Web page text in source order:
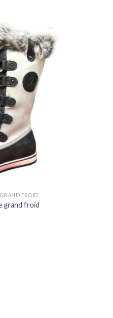
FROID
grand froid